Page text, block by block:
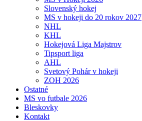
Slovenský hokej
MS v hokeji do 20 rokov 2027
NHL
KHL
Hokejová Liga Majstrov
Tipsport liga
AHL
Svetový Pohár v hokeji
ZOH 2026
Ostatné
MS vo futbale 2026
Bleskovky
Kontakt